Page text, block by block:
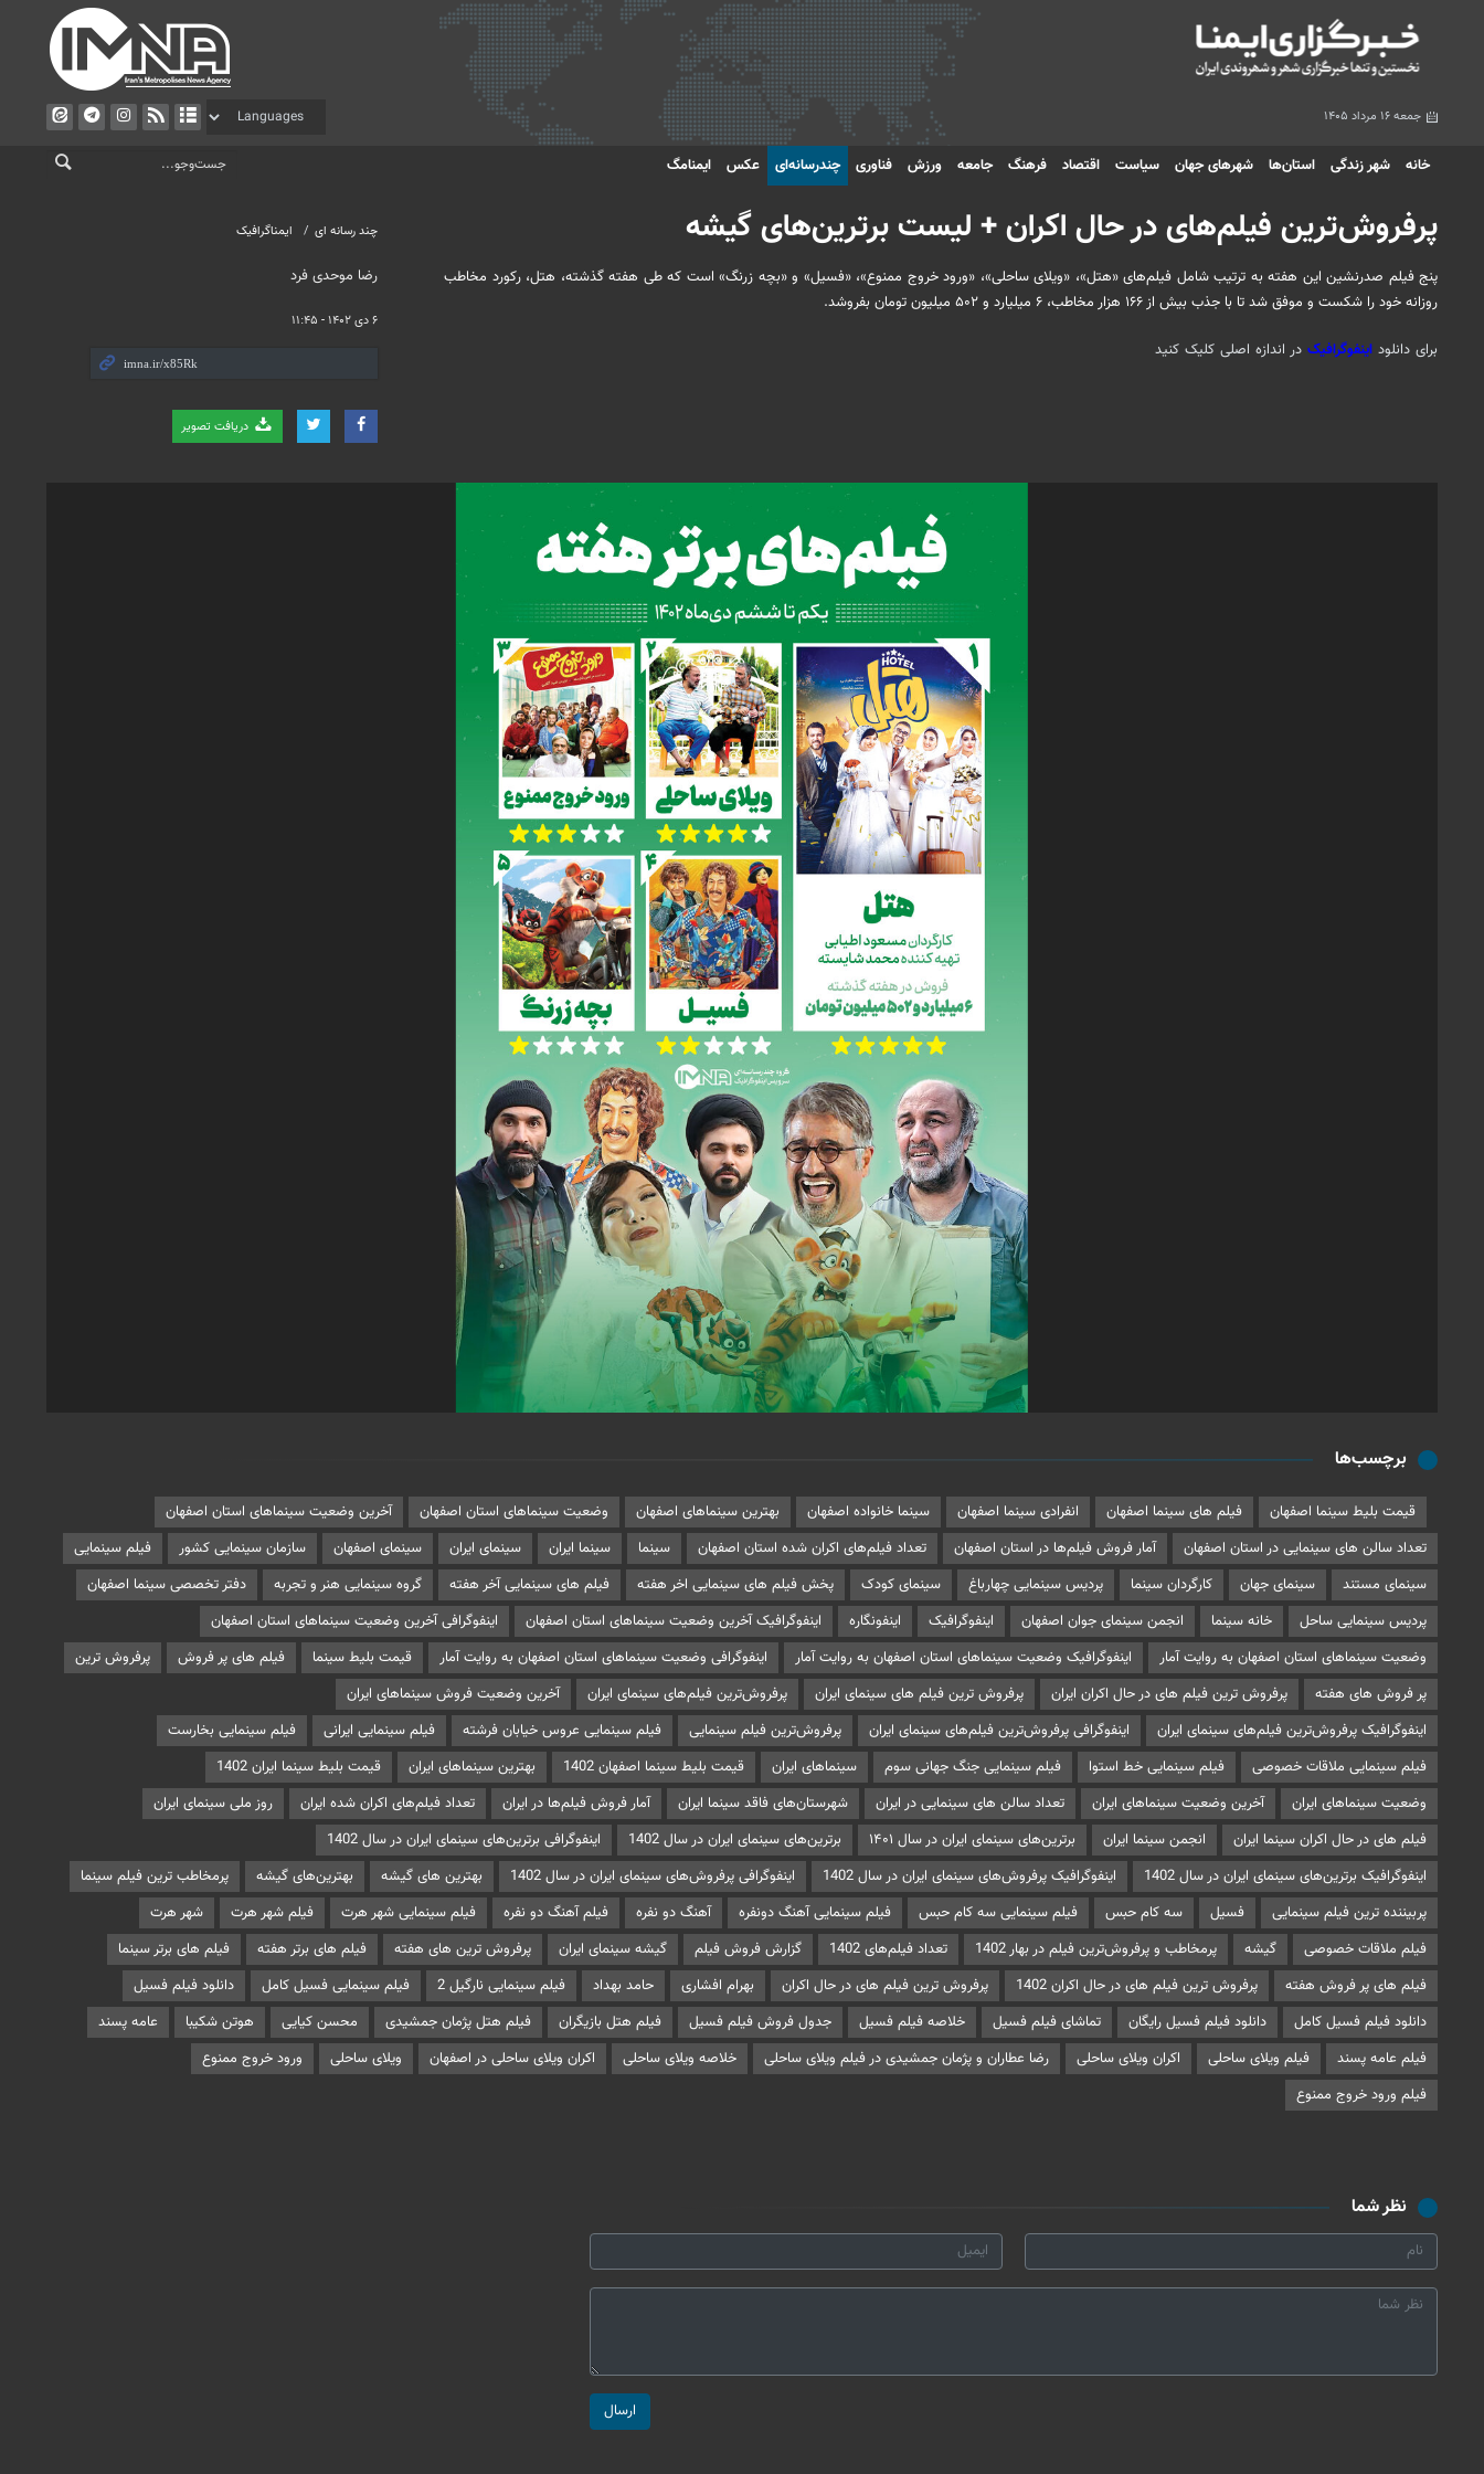
جمعه ۱۶ مرداد ۱۴۰۵
خانه شهر زندگی استان‌ها شهرهای جهان سیاست اقتصاد فرهنگ جامعه ورزش فناوری چندرسانه‌ای عکس ایمنامگ
چند رسانه ای ایمناگرافیک
رضا موحدی فرد
۶ دی ۱۴۰۲ - ۱۱:۴۵
دریافت تصویر
پرفروش‌ترین فیلم‌های در حال اکران + لیست برترین‌های گیشه
پنج فیلم صدرنشین این هفته به ترتیب شامل فیلم‌های «هتل»، «ویلای ساحلی»، «ورود خروج ممنوع»، «فسیل» و «بچه زرنگ» است که طی هفته گذشته، هتل، رکورد مخاطب
روزانه خود را شکست و موفق شد تا با جذب بیش از ۱۶۶ هزار مخاطب، ۶ میلیارد و ۵۰۲ میلیون تومان بفروشد.
برای دانلود اینفوگرافیک در اندازه اصلی کلیک کنید
برچسب‌ها
قیمت بلیط سینما اصفهان فیلم های سینما اصفهان انفرادی سینما اصفهان سینما خانواده اصفهان بهترین سینماهای اصفهان وضعیت سینماهای استان اصفهان
آخرین وضعیت سینماهای استان اصفهان
تعداد سالن های سینمایی در استان اصفهان
آمار فروش فیلم‌ها در استان اصفهان تعداد فیلم‌های اکران شده استان اصفهان سینما سینما ایران سینمای ایران سینمای اصفهان سازمان سینمایی کشور
فیلم سینمایی
سینمای مستند
سینمای جهان کارگردان سینما پردیس سینمایی چهارباغ سینمای کودک پخش فیلم های سینمایی اخر هفته فیلم های سینمایی آخر هفته گروه سینمایی هنر و تجربه
دفتر تخصصی سینما اصفهان
پردیس سینمایی ساحل
خانه سینما انجمن سینمای جوان اصفهان اینفوگرافیک اینفونگاره اینفوگرافیک آخرین وضعیت سینماهای استان اصفهان
اینفوگرافی آخرین وضعیت سینماهای استان اصفهان
وضعیت سینماهای استان اصفهان به روایت آمار
اینفوگرافیک وضعیت سینماهای استان اصفهان به روایت آمار اینفوگرافی وضعیت سینماهای استان اصفهان به روایت آمار قیمت بلیط سینما فیلم های پر فروش
پرفروش ترین
پر فروش های هفته
پرفروش ترین فیلم های در حال اکران ایران پرفروش ترین فیلم های سینمای ایران پرفروش‌ترین فیلم‌های سینمای ایران
آخرین وضعیت فروش سینماهای ایران
اینفوگرافیک پرفروش‌ترین فیلم‌های سینمای ایران
اینفوگرافی پرفروش‌ترین فیلم‌های سینمای ایران پرفروش‌ترین فیلم سینمایی فیلم سینمایی عروس خیابان فرشته فیلم سینمایی ایرانی
فیلم سینمایی بخارست
فیلم سینمایی ملاقات خصوصی
فیلم سینمایی خط استوا فیلم سینمایی جنگ جهانی سوم سینماهای ایران قیمت بلیط سینما اصفهان 1402 بهترین سینماهای ایران
قیمت بلیط سینما ایران 1402
وضعیت سینماهای ایران
آخرین وضعیت سینماهای ایران تعداد سالن های سینمایی در ایران شهرستان‌های فاقد سینما ایران آمار فروش فیلم‌ها در ایران تعداد فیلم‌های اکران شده ایران
روز ملی سینمای ایران
فیلم های در حال اکران سینما ایران
انجمن سینما ایران برترین‌های سینمای ایران در سال ۱۴۰۱ برترین‌های سینمای ایران در سال 1402
اینفوگرافی برترین‌های سینمای ایران در سال 1402
اینفوگرافیک برترین‌های سینمای ایران در سال 1402
اینفوگرافیک پرفروش‌های سینمای ایران در سال 1402 اینفوگرافی پرفروش‌های سینمای ایران در سال 1402 بهترین های گیشه بهترین‌های گیشه
پرمخاطب ترین فیلم سینما
پربیننده ترین فیلم سینمایی
فسیل سه کام حبس فیلم سینمایی سه کام حبس فیلم سینمایی آهنگ دونفره آهنگ دو نفره فیلم آهنگ دو نفره فیلم سینمایی شهر هرت فیلم شهر هرت
شهر هرت
فیلم ملاقات خصوصی
گیشه پرمخاطب و پرفروش‌ترین فیلم در بهار 1402 تعداد فیلم‌های 1402 گزارش فروش فیلم گیشه سینمای ایران پرفروش ترین های هفته فیلم های برتر هفته
فیلم های برتر سینما
فیلم های پر فروش هفته
پرفروش ترین فیلم های در حال اکران 1402 پرفروش ترین فیلم های در حال اکران بهرام افشاری حامد بهداد فیلم سینمایی نارگیل 2 فیلم سینمایی فسیل کامل
دانلود فیلم فسیل
دانلود فیلم فسیل کامل
دانلود فیلم فسیل رایگان تماشای فیلم فسیل خلاصه فیلم فسیل جدول فروش فیلم فسیل فیلم هتل بازیگران فیلم هتل پژمان جمشیدی محسن کیایی هوتن شکیبا
عامه پسند
فیلم عامه پسند
فیلم ویلای ساحلی اکران ویلای ساحلی رضا عطاران و پژمان جمشیدی در فیلم ویلای ساحلی خلاصه ویلای ساحلی اکران ویلای ساحلی در اصفهان ویلای ساحلی
ورود خروج ممنوع
فیلم ورود خروج ممنوع
نظر شما
ارسال